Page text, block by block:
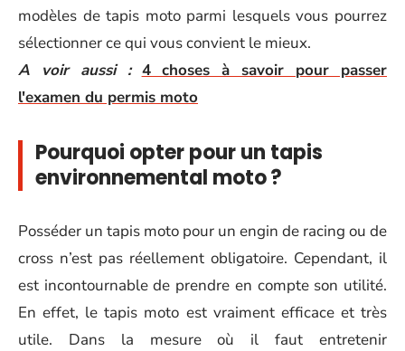
modèles de tapis moto parmi lesquels vous pourrez
sélectionner ce qui vous convient le mieux.
A voir aussi : 4 choses à savoir pour passer
l'examen du permis moto
Pourquoi opter pour un tapis
environnemental moto ?
Posséder un tapis moto pour un engin de racing ou de
cross n’est pas réellement obligatoire. Cependant, il
est incontournable de prendre en compte son utilité.
En effet, le tapis moto est vraiment efficace et très
utile. Dans la mesure où il faut entretenir